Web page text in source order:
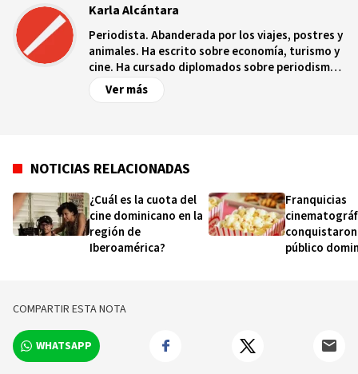
Karla Alcántara
Periodista. Abanderada por los viajes, postres y
animales. Ha escrito sobre economía, turismo y
cine. Ha cursado diplomados sobre periodismo
económico impartido por el Banco Central,
periodismo de investigación por el Instituto
Dominicano.
Ver más
NOTICIAS RELACIONADAS
¿Cuál es la cuota del
cine dominicano en la
región de
Iberoamérica?
Franquicias
público
COMPARTIR ESTA NOTA
WHATSAPP